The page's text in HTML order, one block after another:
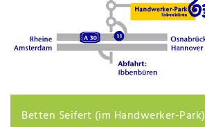
Betten Seifert (im Handwerker-Park)